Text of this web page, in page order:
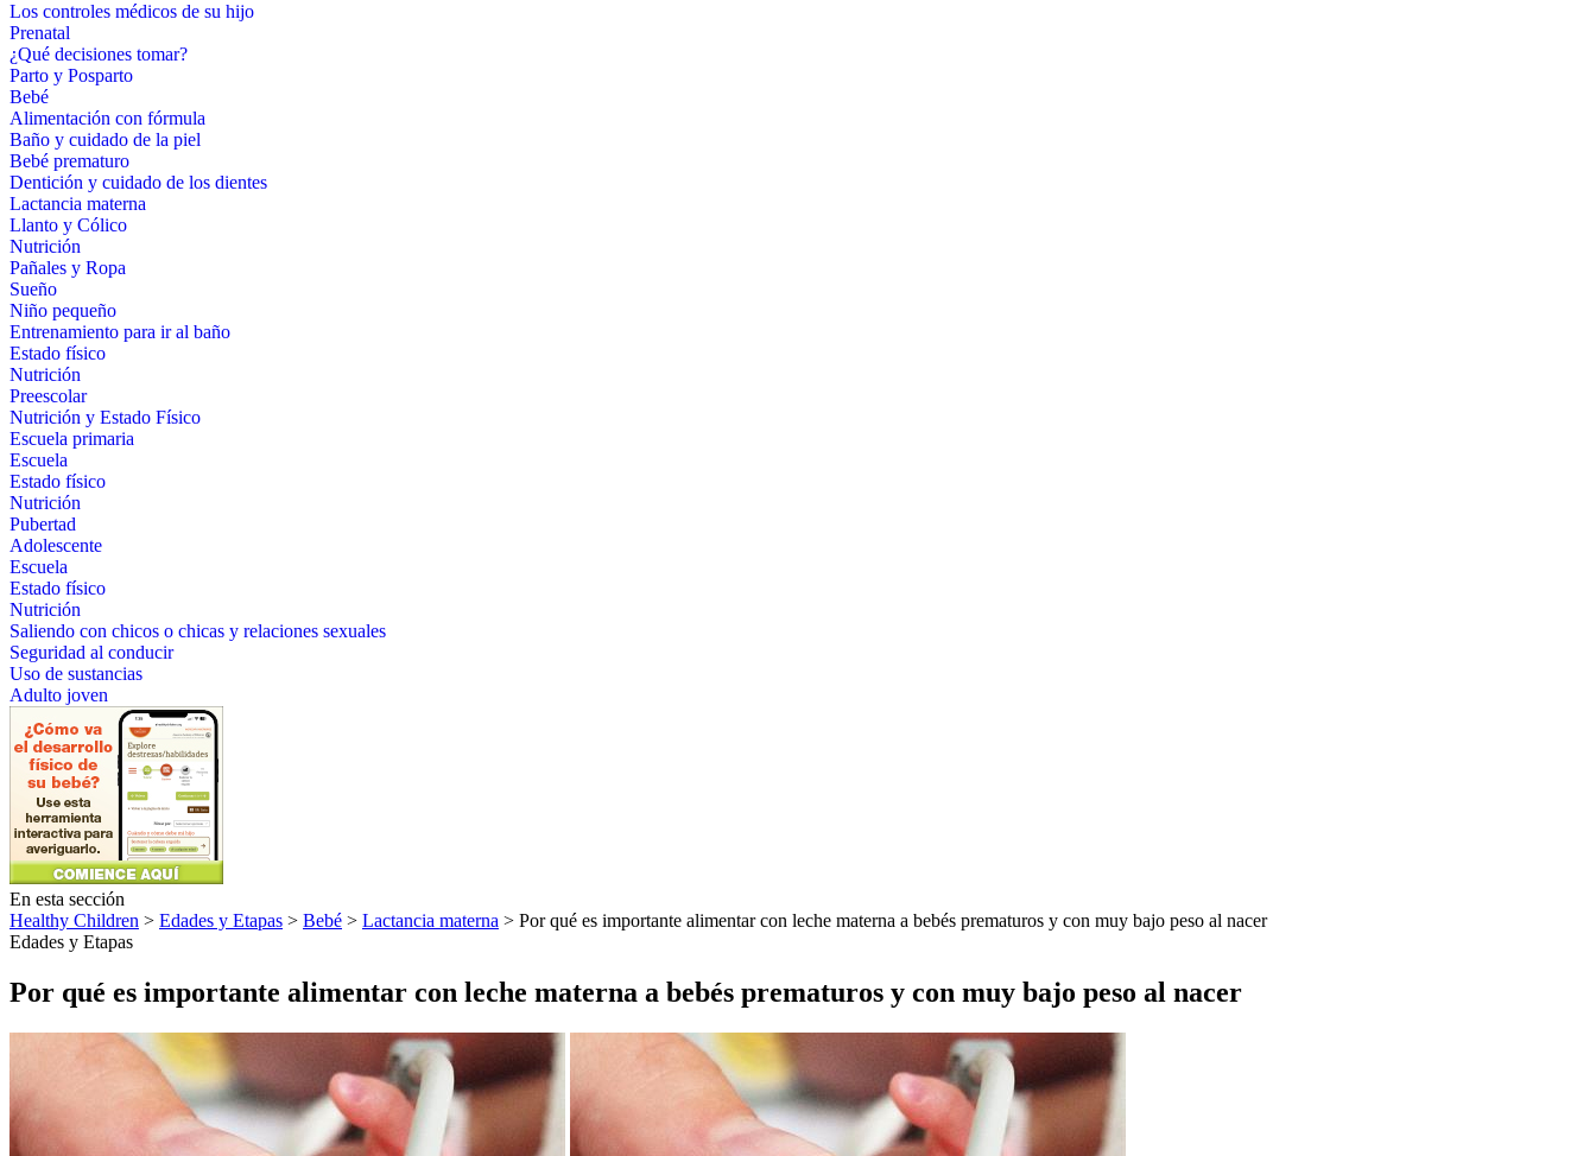
Los controles médicos de su hijo
Prenatal
¿Qué decisiones tomar?
Parto y Posparto
Bebé
Alimentación con fórmula
Baño y cuidado de la piel
Bebé prematuro
Dentición y cuidado de los dientes
Lactancia materna
Llanto y Cólico
Nutrición
Pañales y Ropa
Sueño
Niño pequeño
Entrenamiento para ir al baño
Estado físico
Nutrición
Preescolar
Nutrición y Estado Físico
Escuela primaria
Escuela
Estado físico
Nutrición
Pubertad
Adolescente
Escuela
Estado físico
Nutrición
Saliendo con chicos o chicas y relaciones sexuales
Seguridad al conducir
Uso de sustancias
Adulto joven
En esta sección
Healthy Children > Edades y Etapas > Bebé > Lactancia materna > Por qué es importante alimentar con leche materna a bebés prematuros y con muy bajo peso al nacer
Edades y Etapas
Por qué es importante alimentar con leche materna a bebés prematuros y con muy bajo peso al nacer